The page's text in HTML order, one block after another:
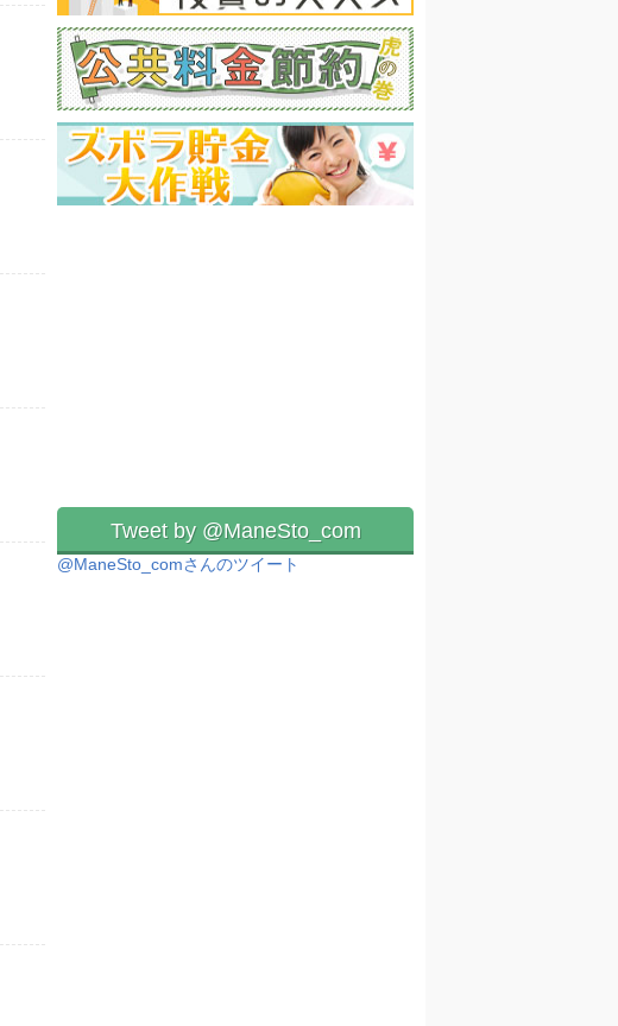
Tweet by @ManeSto_com
@ManeSto_comさんのツイート